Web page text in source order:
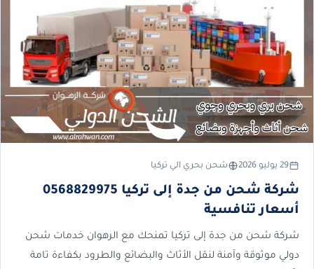
29 يوليو 2026 شحن بحري الي تركيا
شركة شحن من جدة إلى تركيا 0568829975
أسعار تنافسية
شركة شحن من جدة إلى تركيا تمنحك مع الرهوان خدمات شحن
دولي موثوقة وآمنة لنقل الأثاث والبضائع والطرود بكفاءة تامة